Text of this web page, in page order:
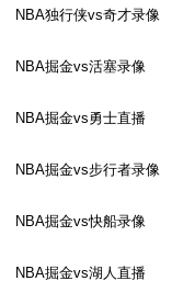
NBA独行侠vs奇才录像
NBA掘金vs活塞录像
NBA掘金vs勇士直播
NBA掘金vs步行者录像
NBA掘金vs快船录像
NBA掘金vs湖人直播